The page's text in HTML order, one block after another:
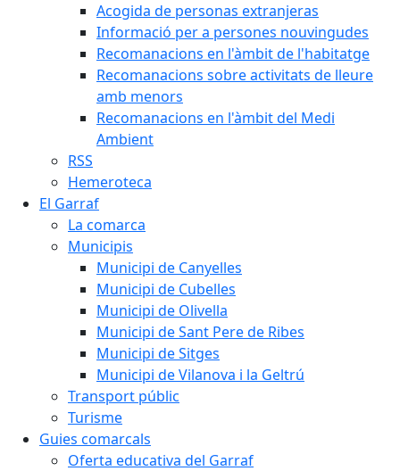
Acogida de personas extranjeras
Informació per a persones nouvingudes
Recomanacions en l'àmbit de l'habitatge
Recomanacions sobre activitats de lleure
amb menors
Recomanacions en l'àmbit del Medi
Ambient
RSS
Hemeroteca
El Garraf
La comarca
Municipis
Municipi de Canyelles
Municipi de Cubelles
Municipi de Olivella
Municipi de Sant Pere de Ribes
Municipi de Sitges
Municipi de Vilanova i la Geltrú
Transport públic
Turisme
Guies comarcals
Oferta educativa del Garraf